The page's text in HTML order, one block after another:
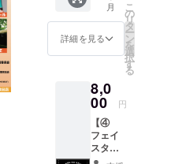
ンディーズ
シーンに、
本州北端か
徐々に東日
本全域に活
動範囲を広
・八食
バーバ
ンド
【クラ
グ限定
色（黒&
オレン
ジ）】
・お礼
のメー
RO.イベ
ントロ
ゴをデ
ザイン
したス
カー
(55mm
×90mm
) ・
OYAMA
NONEI
月
詳細を見る
こ
の
リ
タ
ー
ン
を
選
択
す
る
8,0
00 円
【④
フェイ
スタオ
ル、ス